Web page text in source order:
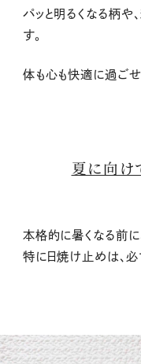
パッと明るくなる柄や
す。
体も心も快適に過ごせ
夏に向け
本格的に暑くなる前に
特に日焼け止めは、必